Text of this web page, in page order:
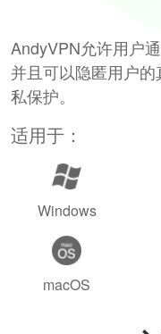
AndyVPN允许用户
并且可以隐匿用户
私保护。
适用于：
Windows
macOS